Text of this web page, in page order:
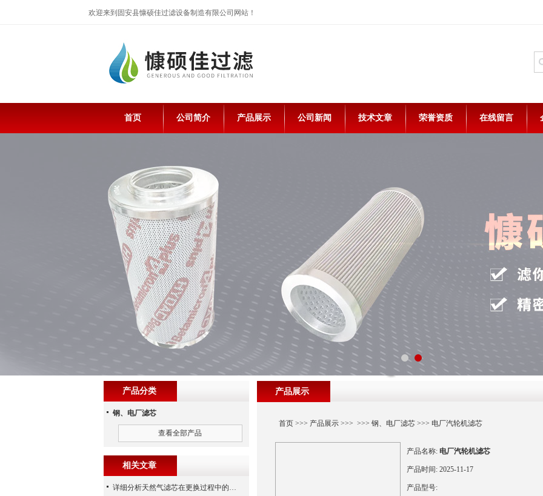
欢迎来到固安县慷硕佳过滤设备制造有限公司网站！
首页 公司简介 产品展示 公司新闻 技术文章 荣誉资质 在线留言
产品展示
首页>>> 产品展示>>> >>> 钢、电厂滤芯>>> 电厂汽轮机滤芯
产品名称: 电厂汽轮机滤芯
产品时间: 2025-11-17
产品型号:
产品分类
钢、电厂滤芯
查看全部产品
相关文章
详细分析天然气滤芯在更换过程中的注意事项